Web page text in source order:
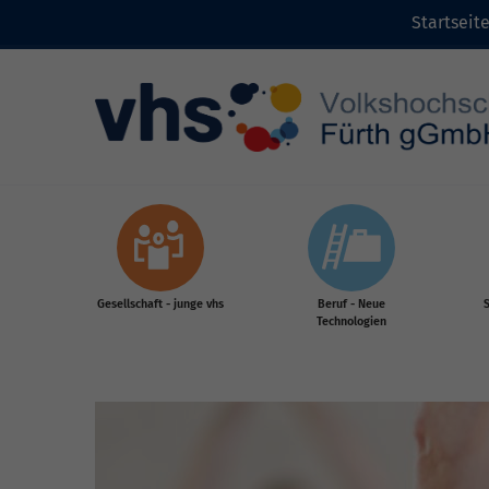
Startseite
Gesellschaft - junge vhs
Beruf - Neue
Technologien